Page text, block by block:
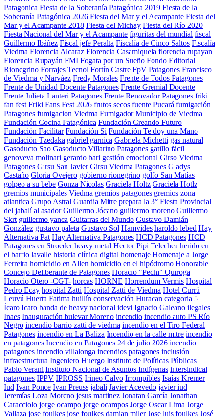
Patagonica Fiesta de la Soberanía Patagónica 2019 Fiesta de la
Soberanía Patagónica 2026 Fiesta del Mar y el Acampante Fiesta del
Mar y el Acampante 2018 Fiesta del Michay Fiesta del Río 2020
Fiesta Nacional del Mar y el Acampante figuritas del mundial fiscal
Guillermo Ibáñez Fiscal jefe Peralta Fiscalía de Cinco Saltos Fiscalía
Viedma Florencia Alcaraz Florencia Casamiquela florencia rupayan
Florencia Rupayán FMI Fogata por un Sueño Fondo Editorial
Rionegrino Forrajes Tecnol Fortín Castre FpV Patagones Francisco
de Viedma y Narváez Fredy Morales Frente de Todos Patagones
Frente de Unidad Docente Patagones Frente Gremial Docente
Frente Julieta Lanteri Patagones Frente Renovador Patagones friki
fan fest Friki Fans Fest 2026 frutos secos fuente Pucará fumigación
Patagones fumigacion Viedma Fumigador Municipio de Viedma
Fundación Cocina Patagónica Fundación Creando Futuro
Fundación Facilitar Fundación Si Fundación Te doy una Mano
Fundación Tzedaka gabriel garnica Gabriela Michetti gas natural
Gasoducto Sao Gasoducto Villarino Patagones gatillo fácil
genoveva molinari gerardo bari gestión emocional Girso Viedma
Patagones Girsu San Javier Girsu Viedma Patagones Gladys
Castaño Gloria Ovejero gobierno rionegrino golfo San Matías
golpeo a su bebe Gonza Nicolas Graciela Holtz Graciela Hotlz
gremios municipales Viedma gremios patagones gremios zona
atlantica Grupo Astral Guardia Mitre prepara la 3° Fiesta Provincial
del jabalí al asador Guillermo Jócano guillermo moreno Guillermo
Skrt guillermo yanca Guitarras del Mundo Gustavo Damián
González gustavo paleta Gustavo Sol Hamvides haroldo lebed Hay
Alternativa Pat Hay Alternativa Patagones HCD Patagones HCD
Patagones en Stroeder heavy metal Hector Pipi Telechea herido en
el barrio lavalle historia clínica digital homenaje Homenaje a Jorge
Ferreira homicidio en Allen homicidio en el hipódromo Honorable
Concejo Deliberante de Patagones Horacio "Pechi" Quiroga
Horacio Otero -CGT- horcas HORNE Horrendum Vermis Hospital
Pedro Ecay hospital Zatti Hospital Zatti de Viedma Hotel Currú
Leuvú Huerta Fatima huillín conservación Huracan categoria 5
Ícaro Icaro banda de heavy nacional idevi Ignacio Galeano ilegales
Inaes Inauguración bulevar Moreno incendio incendio auto PS Río
Negro incendio barrio zatti de viedma incendio en el Tiro Federal
Patagones incendio en La Baliza Incendio en la calle mitre incendio
en patagones Incendio en Patagones 24 de julio 2026 incendio
patagones incendio villalonga incendios patagones inclusión
infraestructura Ingeniero Huergo Instituto de Políticas Públicas
Pablo Verani Instituto Nacional de Asuntos Indígenas intersindical
patagones IPPV IPROSS Irineo Calvo Irrompibles Isaías Kremer
Iud Ivan Ponce Ivan Preuss jabali Javier Acevedo javier iud
Jeremías Loza Moreno jesus martinez Jonatan García Jonathan
Caracciolo jorge ocampo jorge ocampos Jorge Oscar Lima Jorge
Vallaza jose foulkes jose foulkes damian miler Jose luis foulkes José